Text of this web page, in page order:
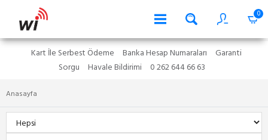
0
Kart İle Serbest Ödeme Banka Hesap Numaraları
Garanti
Sorgu
Havale Bildirimi 0 262 644 66 63
Anasayfa